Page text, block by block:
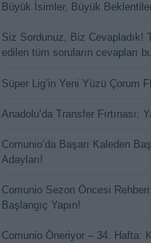
Büyük İsimler, Büyük
Siz Sordunuz, Biz Cevapladık!
edilen tüm soruların cevapları
Süper Lig’in Yeni Yüzü Çorum
Anadolu’da Transfer Fırtınası:
Comunio’da Başarı Kaleden
Adayları!
Comunio Sezon Öncesi
Başlangıç Yapın!
Comunio Öneriyor – 34. Hafta: